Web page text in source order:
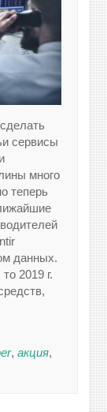
сервисы
много
теперь
данных.
2019 г.
,акция,